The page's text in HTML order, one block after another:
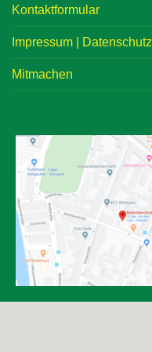
Kontaktformular
Impressum | Datenschutz
Mitmachen